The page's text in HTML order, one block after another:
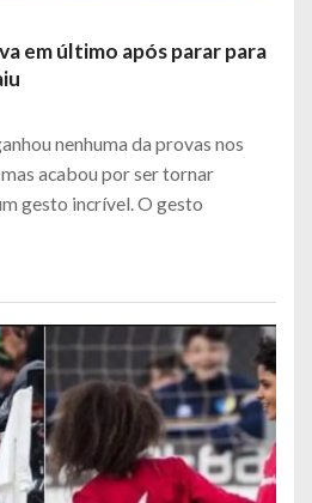
em último após parar para
nenhuma da provas nos
acabou por ser tornar
gesto incrível. O gesto